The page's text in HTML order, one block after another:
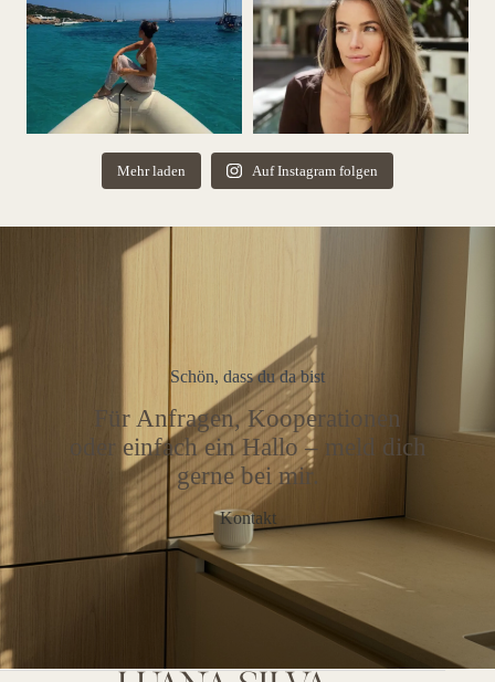
Mehr laden Auf Instagram folgen
Schön, dass du da bist
Für Anfragen, Kooperationen
oder einfach ein Hallo – meld dich
gerne bei mir.
Kontakt